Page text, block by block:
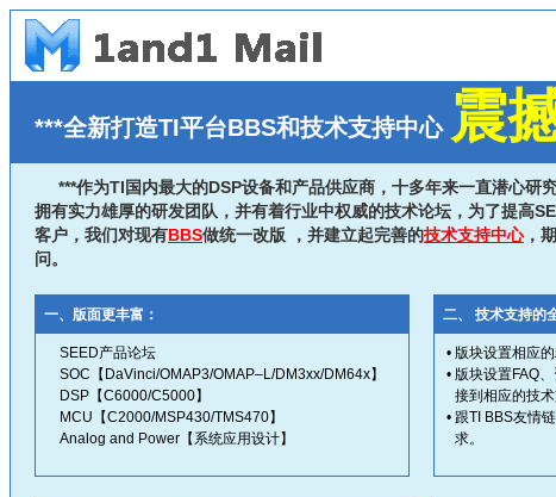
***全新打造TI平台BBS和技术支持中心 震
***作为TI国内最大的DSP设备和产品供应商，十多年来一直潜心研
拥有实力雄厚的研发团队，并有着行业中权威的技术论坛，为了提高
客户，我们对现有BBS做统一改版 ，并建立起完善的技术支持中心，
问。
一、版面更丰富：
SEED产品论坛
SOC【DaVinci/OMAP3/OMAP–L/DM3xx/DM64x】
DSP【C6000/C5000】
MCU【C2000/MSP430/TMS470】
Analog and Power【系统应用设计】
二、 技术支持的
• 版块设置相应
• 版块设置FAQ
接到相应的技术
• 跟TI BBS友情
求。